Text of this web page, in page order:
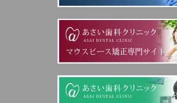
マウスピース矯正専門サイト